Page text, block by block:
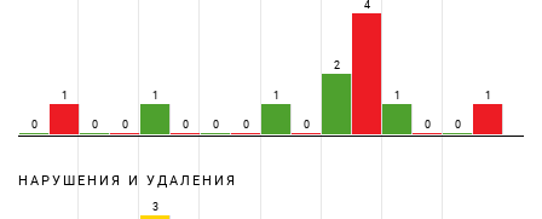
0
1
0 0
1
0 0 0
1
0
2
4
1
0 0
1
НАРУШЕНИЯ И УДАЛЕНИЯ
3